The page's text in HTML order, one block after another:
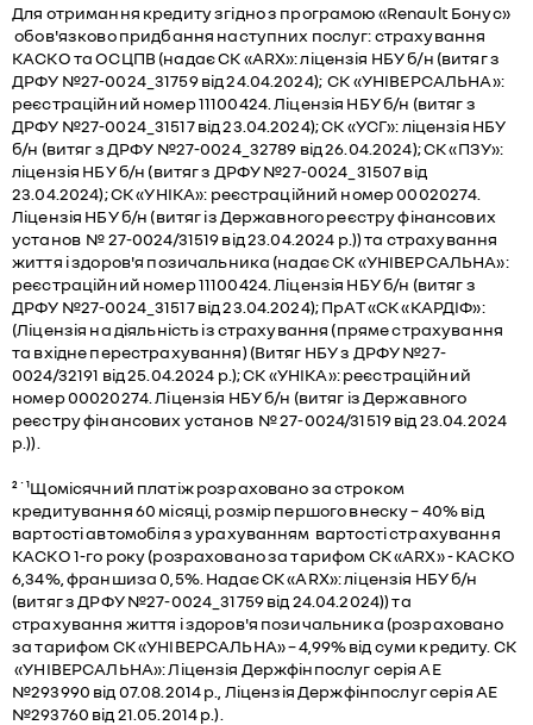
Для отримання кредиту згідно з програмою «Renault Бонус»
обов'язково придбання наступних послуг: страхування
КАСКО та ОСЦПВ (надає СК «ARX»: ліцензія НБУ б/н (витяг з
ДРФУ №27-0024_31759 від 24.04.2024); СК «УНІВЕРСАЛЬНА»:
реєстраційний номер 11100424. Ліцензія НБУ б/н (витяг з
ДРФУ №27-0024_31517 від 23.04.2024); СК «УСГ»: ліцензія НБУ
б/н (витяг з ДРФУ №27-0024_32789 від 26.04.2024); СК «ПЗУ»:
ліцензія НБУ б/н (витяг з ДРФУ №27-0024_31507 від
23.04.2024); СК «УНІКА»: реєстраційний номер 00020274.
Ліцензія НБУ б/н (витяг із Державного реєстру фінансових
установ № 27-0024/31519 від 23.04.2024 р.)) та страхування
життя і здоров'я позичальника (надає СК «УНІВЕРСАЛЬНА»:
реєстраційний номер 11100424. Ліцензія НБУ б/н (витяг з
ДРФУ №27-0024_31517 від 23.04.2024); ПрАТ «СК «КАРДІФ»:
(Ліцензія на діяльність із страхування (пряме страхування
та вхідне перестрахування) (Витяг НБУ з ДРФУ №27-
0024/32191 від 25.04.2024 р.); СК «УНІКА»: реєстраційний
номер 00020274. Ліцензія НБУ б/н (витяг із Державного
реєстру фінансових установ № 27-0024/31519 від 23.04.2024
р.)).
²˙¹Щомісячний платіж розраховано за строком
кредитування 60 місяці, розмір першого внеску – 40% від
вартості автомобіля з урахуванням вартості страхування
КАСКО 1-го року (розраховано за тарифом СК «ARX» - КАСКО
6,34%, франшиза 0,5%. Надає СК «ARX»: ліцензія НБУ б/н
(витяг з ДРФУ №27-0024_31759 від 24.04.2024)) та
страхування життя і здоров'я позичальника (розраховано
за тарифом СК «УНІВЕРСАЛЬНА» – 4,99% від суми кредиту. СК
«УНІВЕРСАЛЬНА»: Ліцензія Держфінпослуг серія АЕ
№293990 від 07.08.2014 р., Ліцензія Держфінпослуг серія АЕ
№293760 від 21.05.2014 р.).